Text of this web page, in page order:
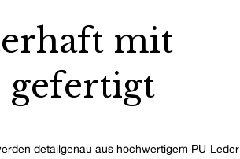
mit
gefertigt
detailgenau aus hochwertigem PU-Leder